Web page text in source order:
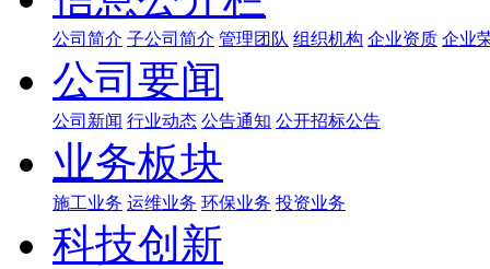
公司简介 子公司简介 管理团队 组织机构 企业资质 企业
公司要闻
公司新闻 行业动态 公告通知 公开招标公告
业务板块
施工业务 运维业务 环保业务 投资业务
科技创新